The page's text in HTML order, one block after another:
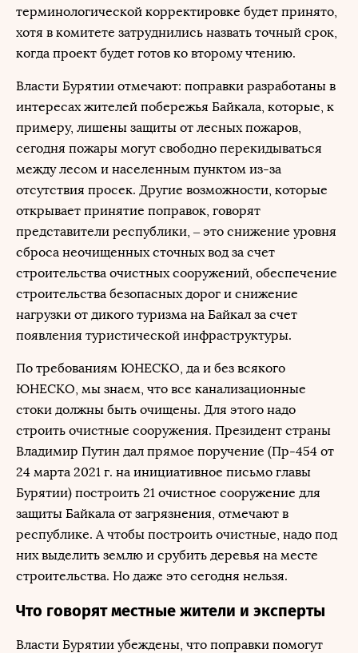
терминологической корректировке будет принято,
хотя в комитете затруднились назвать точный срок,
когда проект будет готов ко второму чтению.
Власти Бурятии отмечают: поправки разработаны в
интересах жителей побережья Байкала, которые, к
примеру, лишены защиты от лесных пожаров,
сегодня пожары могут свободно перекидываться
между лесом и населенным пунктом из-за
отсутствия просек. Другие возможности, которые
открывает принятие поправок, говорят
представители республики, – это снижение уровня
сброса неочищенных сточных вод за счет
строительства очистных сооружений, обеспечение
строительства безопасных дорог и снижение
нагрузки от дикого туризма на Байкал за счет
появления туристической инфраструктуры.
По требованиям ЮНЕСКО, да и без всякого
ЮНЕСКО, мы знаем, что все канализационные
стоки должны быть очищены. Для этого надо
строить очистные сооружения. Президент страны
Владимир Путин дал прямое поручение (Пр-454 от
24 марта 2021 г. на инициативное письмо главы
Бурятии) построить 21 очистное сооружение для
защиты Байкала от загрязнения, отмечают в
республике. А чтобы построить очистные, надо под
них выделить землю и срубить деревья на месте
строительства. Но даже это сегодня нельзя.
Что говорят местные жители и эксперты
Власти Бурятии убеждены, что поправки помогут